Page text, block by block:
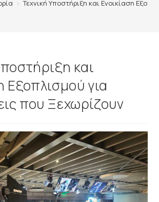
> Τεχνική Υποστήριξη και Ενοικίαση
και
Εξοπλισμού για
που Ξεχωρίζουν